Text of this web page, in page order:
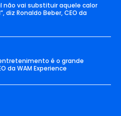
não vai substituir aquele calor
Ronaldo Beber, CEO da
é o grande
da WAM Experience